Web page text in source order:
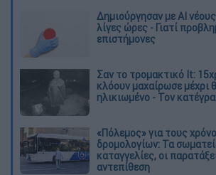
Δημιούργησαν με AI
λίγες ώρες - Γιατί
επιστήμονες
Σαν το τρομακτικό It:
κλόουν μαχαίρωσε μέχρι
ηλικιωμένο - Τον
«Πόλεμος» για τους
δρομολογίων: Τα
καταγγελίες, οι
αντεπίθεση